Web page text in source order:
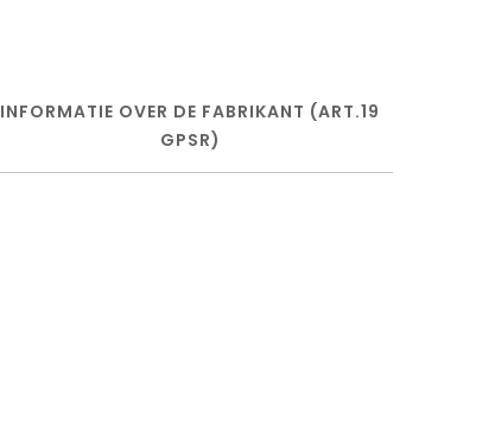
INFORMATIE OVER DE FABRIKANT (ART.19
GPSR)